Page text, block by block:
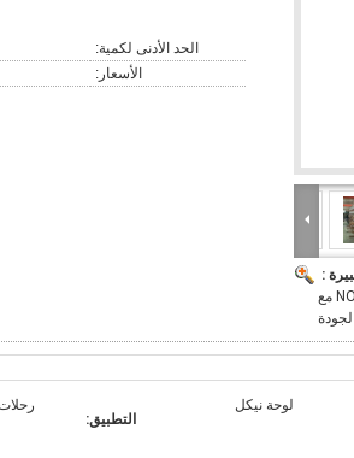
:
NO7750/NiCr15Fe7TiA/NC15TNbA Inconel X750 مع
الحد الأدنى لكمية:
الأسعار:
لوحة نيكل
التطبيق: